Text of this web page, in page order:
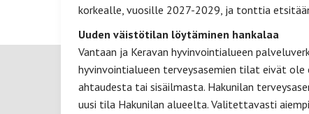
korkealle, vuosille 2027-2029, ja tonttia
Uuden väistötilan löytäminen hankalaa
Vantaan ja Keravan hyvinvointialueen
hyvinvointialueen terveysasemien tilat eivät
ahtaudesta tai sisäilmasta. Hakunilan
uusi tila Hakunilan alueelta. Valitettavasti